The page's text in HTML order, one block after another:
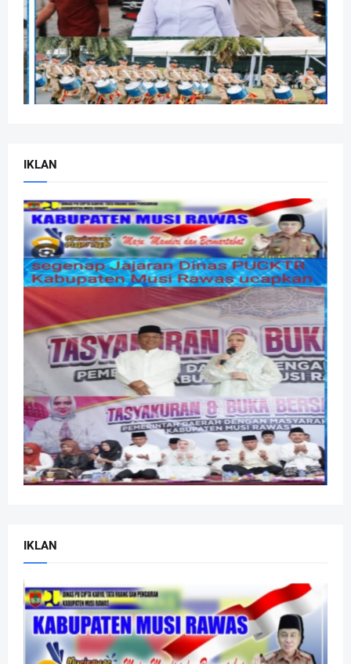
IKLAN
IKLAN